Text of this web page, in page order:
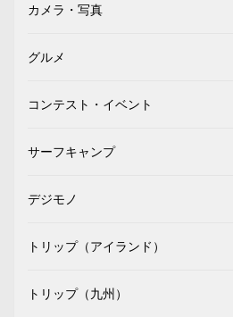
カメラ・写真
グルメ
コンテスト・イベント
サーフキャンプ
デジモノ
トリップ（アイランド）
トリップ（九州）